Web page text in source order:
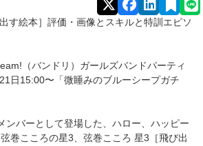
す絵本］評価・画像とスキルと特訓エピソ
（バンドリ）ガールズバンドパーティ
日15:00〜「微睡みのブルーシープガチ
ンバーとして登場した、ハロー、ハッピー
巻こころの星3、弦巻こころ 星3［飛び出